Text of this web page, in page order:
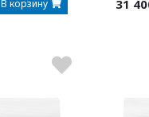
В корзину
31